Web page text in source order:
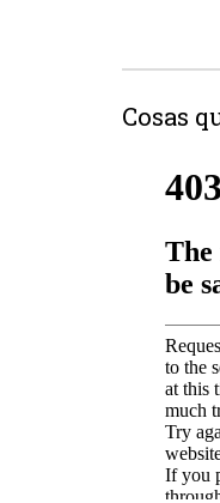
Cosas